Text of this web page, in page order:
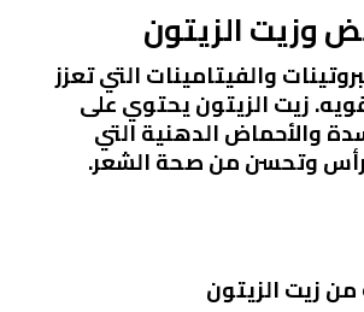
وزيت الزيتون
والفيتامينات التي تعزز
زيت الزيتون يحتوي على
والأحماض الدهنية التي
وتحسن من صحة الشعر.